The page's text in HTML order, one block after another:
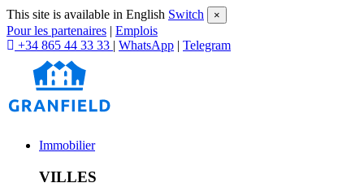
This site is available in English Switch ×
Pour les partenaires | Emplois
+34 865 44 33 33 | WhatsApp | Telegram
Immobilier
VILLES